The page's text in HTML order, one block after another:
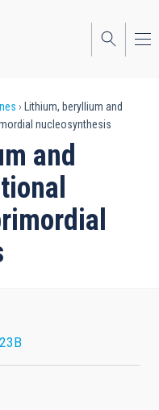
Lithium, beryllium and
nucleosynthesis
and